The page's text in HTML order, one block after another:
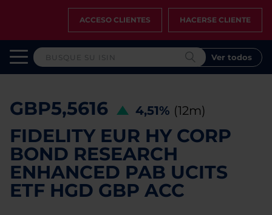
ACCESO CLIENTES HACERSE CLIENTE
Ver todos
GBP5,5616 4,51% (12m)
FIDELITY EUR HY CORP
BOND RESEARCH
ENHANCED PAB UCITS
ETF HGD GBP ACC